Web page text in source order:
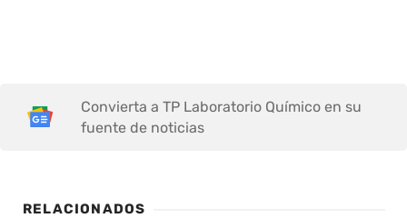
Convierta a TP Laboratorio Químico en su
fuente de noticias
RELACIONADOS